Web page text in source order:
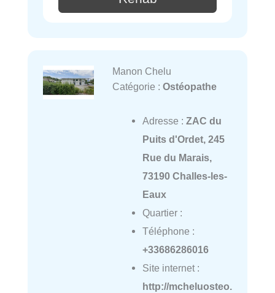
Manon Chelu
Catégorie : Ostéopathe
Adresse : ZAC du
Puits d'Ordet, 245
Rue du Marais,
73190 Challes-les-
Eaux
Quartier :
Téléphone :
+33686286016
Site internet :
http://mcheluosteo.